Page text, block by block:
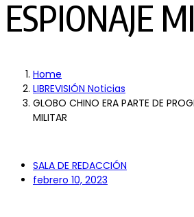
ESPIONAJE
Home
LIBREVISIÓN Noticias
GLOBO CHINO ERA PARTE DE
MILITAR
SALA DE REDACCIÓN
febrero 10, 2023